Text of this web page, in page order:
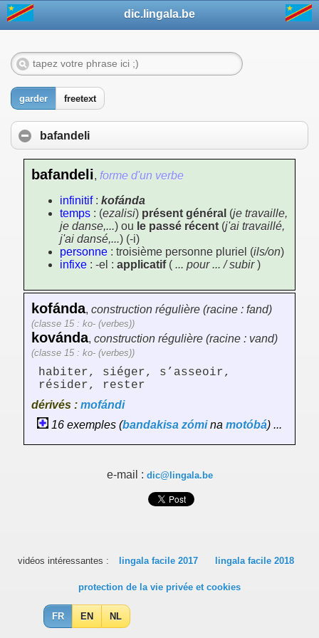
dic.lingala.be
garder freetext
bafandeli
bafandeli, forme d'un verbe
infinitif: kofánda
temps : (ezalisi) présent général (je travaille,
je danse,...) ou le passé récent (j'ai travaillé,
j'ai dansé,...) (-i)
personne : troisième personne pluriel (ils/on)
infixe : -el : applicatif ( ... pour ... / subir)
kofánda, construction régulière (racine : fand)
(classe 15 : ko- (verbes))
kovánda, construction régulière (racine : vand)
(classe 15 : ko- (verbes))
habiter, siéger, s’asseoir,
résider, rester
dérivés : mofándi
16 exemples (bandakisa zómina motóbá) ...
e-mail : dic@lingala.be
vidéos intéressantes : lingala facile 2017 lingala facile 2018
protection de la vie privée et cookies
FR EN NL